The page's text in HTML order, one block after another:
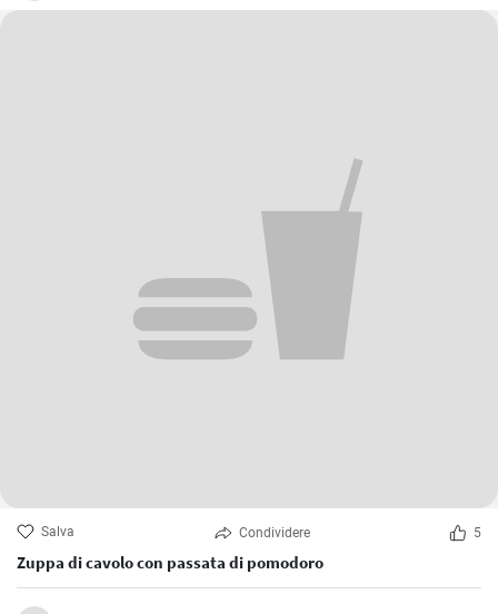
Salva Condividere 5
Zuppa di cavolo con passata di pomodoro